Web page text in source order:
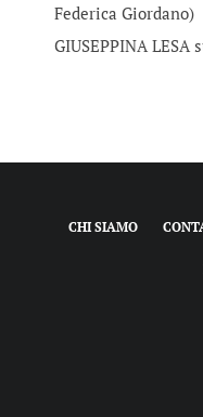
Federica Giordano)
GIUSEPPINA LESA
CHI SIAMO